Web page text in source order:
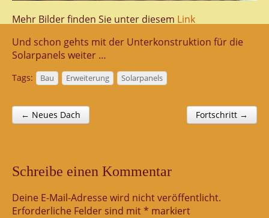
Mehr Bilder finden Sie unter diesem Link
Und schon gehts mit der Unterkonstruktion für die
Solarpanels weiter …
Tags: Bau Erweiterung Solarpanels
Post navigation
← Neues Dach Fortschritt →
Schreibe einen Kommentar
Deine E-Mail-Adresse wird nicht veröffentlicht.
Erforderliche Felder sind mit * markiert